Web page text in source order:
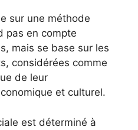
sur une méthode
pas en compte
mais se base sur les
considérées comme
de leur
et culturel.
est déterminé à